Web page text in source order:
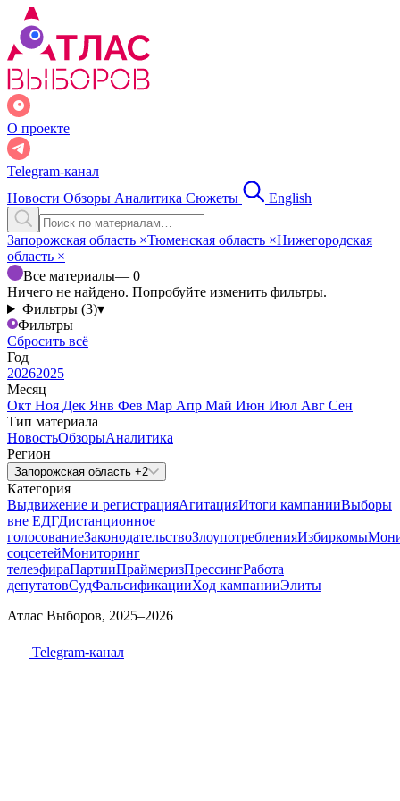
О проекте
Telegram-канал
Новости Обзоры Аналитика Сюжеты English
Запорожская область ×Тюменская область ×Нижегородская
область ×
Все материалы— 0
Ничего не найдено. Попробуйте изменить фильтры.
Фильтры (3)▾
Фильтры
Сбросить всё
Год
20262025
Месяц
Окт Ноя Дек Янв Фев Мар Апр Май Июн Июл Авг Сен
Тип материала
НовостьОбзорыАналитика
Регион
Запорожская область +2
Категория
Выдвижение и регистрацияАгитацияИтоги кампанииВыборы
вне ЕДГДистанционное
голосованиеЗаконодательствоЗлоупотребленияИзбиркомы
соцсетейМониторинг
телеэфираПартииПраймеризПрессингРабота
депутатовСудФальсификацииХод кампанииЭлиты
Атлас Выборов, 2025–2026
Telegram-канал